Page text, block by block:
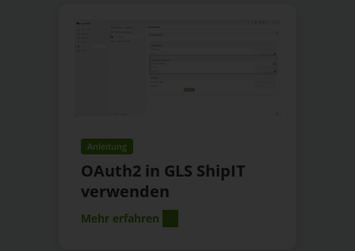
Anleitung
OAuth2 in GLS ShipIT
verwenden
Mehr erfahren